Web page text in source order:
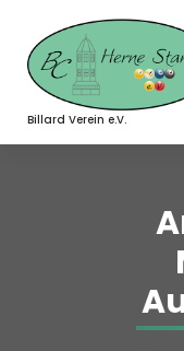
Inhalt
springen
Billard Verein e.V.